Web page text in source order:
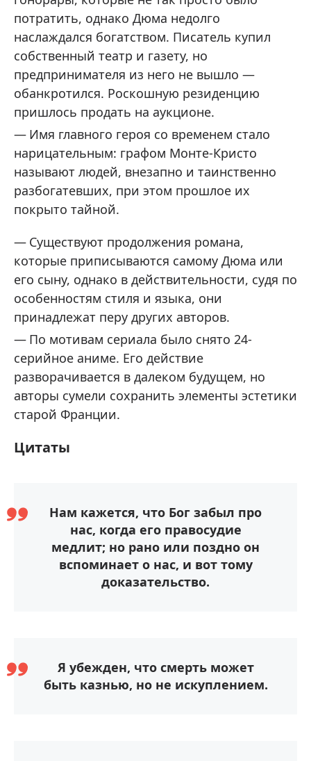
потратить, однако Дюма недолго
наслаждался богатством. Писатель купил
собственный театр и газету, но
предпринимателя из него не вышло —
обанкротился. Роскошную резиденцию
пришлось продать на аукционе.
Имя главного героя со временем стало
нарицательным: графом Монте-Кристо
называют людей, внезапно и таинственно
разбогатевших, при этом прошлое их
покрыто тайной.
Существуют продолжения романа,
которые приписываются самому Дюма или
его сыну, однако в действительности, судя по
особенностям стиля и языка, они
принадлежат перу других авторов.
По мотивам сериала было снято 24-
серийное аниме. Его действие
разворачивается в далеком будущем, но
авторы сумели сохранить элементы эстетики
старой Франции.
Цитаты
Нам кажется, что Бог забыл про
нас, когда его правосудие
медлит; но рано или поздно он
вспоминает о нас, и вот тому
доказательство.
Я убежден, что смерть может
быть казнью, но не искуплением.